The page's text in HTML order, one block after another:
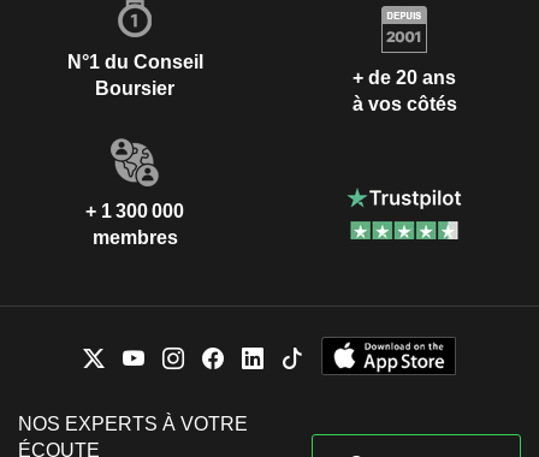
N°1 du Conseil
Boursier
+ de 20 ans
à vos côtés
+ 1 300 000
membres
NOS EXPERTS À VOTRE
ÉCOUTE